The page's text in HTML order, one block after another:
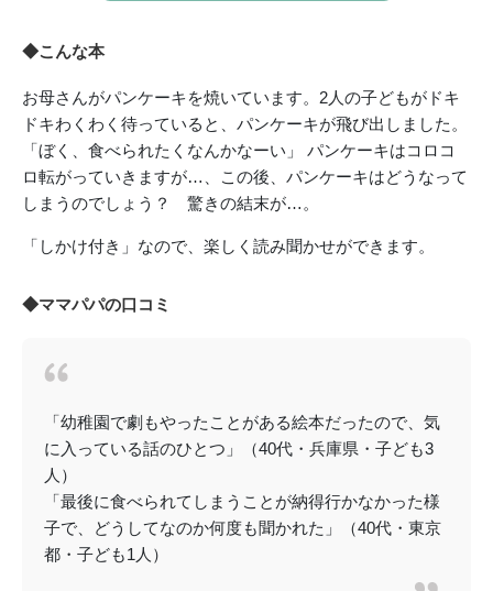
◆こんな本
お母さんがパンケーキを焼いています。2人の子どもがドキ
ドキわくわく待っていると、パンケーキが飛び出しました。
「ぼく、食べられたくなんかなーい」 パンケーキはコロコ
ロ転がっていきますが…、この後、パンケーキはどうなって
しまうのでしょう？ 驚きの結末が…。
「しかけ付き」なので、楽しく読み聞かせができます。
◆ママパパの口コミ
「幼稚園で劇もやったことがある絵本だったので、気
に入っている話のひとつ」（40代・兵庫県・子ども3
人）
「最後に食べられてしまうことが納得行かなかった様
子で、どうしてなのか何度も聞かれた」（40代・東京
都・子ども1人）